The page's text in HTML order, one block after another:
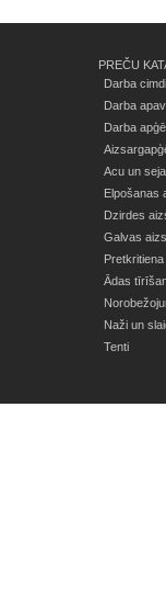
PREČU
Darba cimdi
Darba
Darba
Acu un
Elpošanas
Dzirdes
Galvas
Ādas
Naži un
Tenti